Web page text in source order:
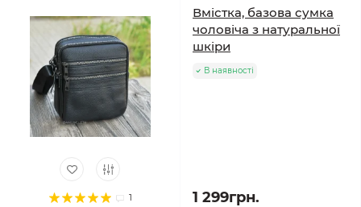
1
Вмістка, базова сумка
чоловіча з натуральної
шкіри
В наявності
1 299грн.